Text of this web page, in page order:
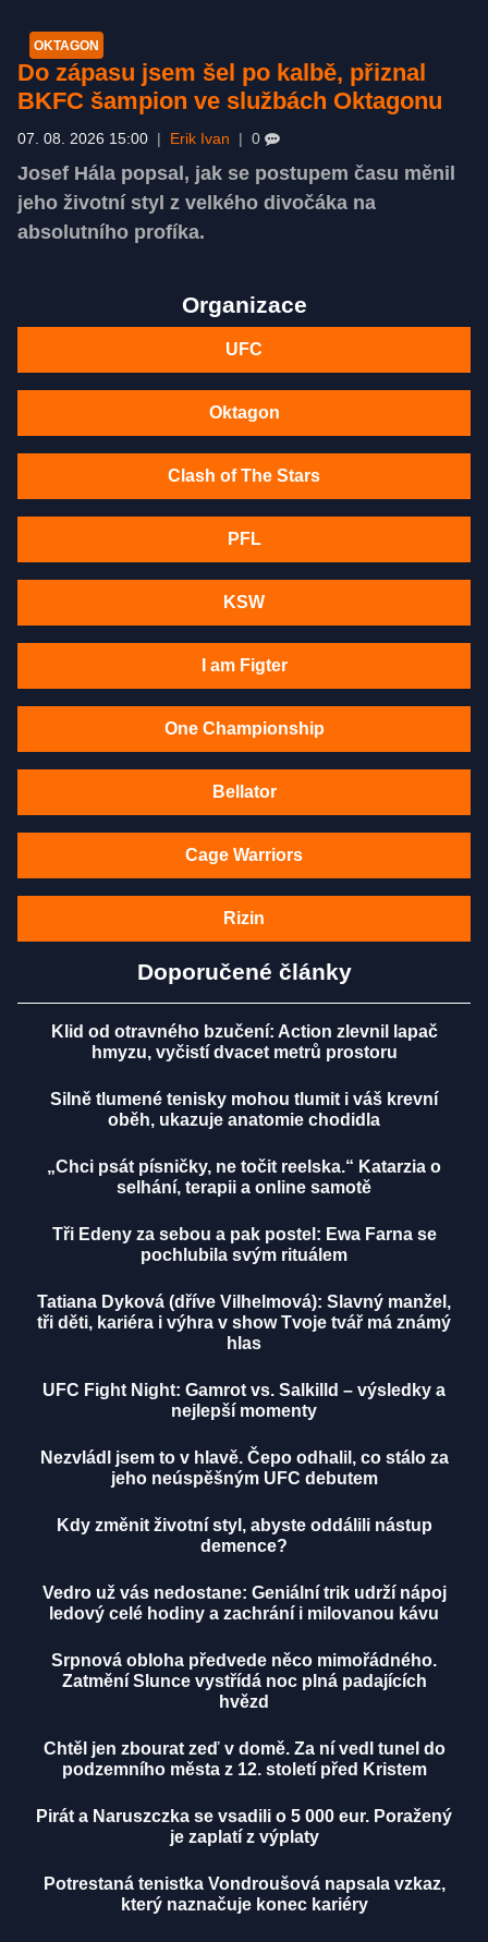
OKTAGON
Do zápasu jsem šel po kalbě, přiznal
BKFC šampion ve službách Oktagonu
07. 08. 2026 15:00 Erik Ivan 0
Josef Hála popsal, jak se postupem času měnil
jeho životní styl z velkého divočáka na
absolutního profíka.
Organizace
UFC
Oktagon
Clash of The Stars
PFL
KSW
I am Figter
One Championship
Bellator
Cage Warriors
Rizin
Doporučené články
Klid od otravného bzučení: Action zlevnil lapač
hmyzu, vyčistí dvacet metrů prostoru
Silně tlumené tenisky mohou tlumit i váš krevní
oběh, ukazuje anatomie chodidla
„Chci psát písničky, ne točit reelska.“ Katarzia o
selhání, terapii a online samotě
Tři Edeny za sebou a pak postel: Ewa Farna se
pochlubila svým rituálem
Tatiana Dyková (dříve Vilhelmová): Slavný manžel,
tři děti, kariéra i výhra v show Tvoje tvář má známý
hlas
UFC Fight Night: Gamrot vs. Salkilld – výsledky a
nejlepší momenty
Nezvládl jsem to v hlavě. Čepo odhalil, co stálo za
jeho neúspěšným UFC debutem
Kdy změnit životní styl, abyste oddálili nástup
demence?
Vedro už vás nedostane: Geniální trik udrží nápoj
ledový celé hodiny a zachrání i milovanou kávu
Srpnová obloha předvede něco mimořádného.
Zatmění Slunce vystřídá noc plná padajících
hvězd
Chtěl jen zbourat zeď v domě. Za ní vedl tunel do
podzemního města z 12. století před Kristem
Pirát a Naruszczka se vsadili o 5 000 eur. Poražený
je zaplatí z výplaty
Potrestaná tenistka Vondroušová napsala vzkaz,
který naznačuje konec kariéry